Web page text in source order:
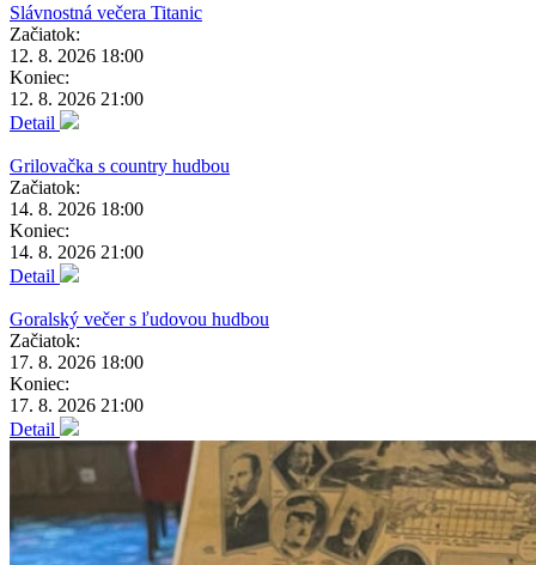
Slávnostná večera Titanic
Začiatok:
12. 8. 2026 18:00
Koniec:
12. 8. 2026 21:00
Detail
Grilovačka s country hudbou
Začiatok:
14. 8. 2026 18:00
Koniec:
14. 8. 2026 21:00
Detail
Goralský večer s ľudovou hudbou
Začiatok:
17. 8. 2026 18:00
Koniec:
17. 8. 2026 21:00
Detail